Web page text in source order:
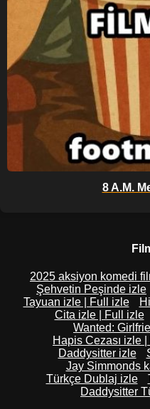
8 A.M.
2025 aksiyon komedi
Şehvetin Peşinde izle
Tayuan izle | Full izle
Cita izle | Full izle
Wanted:
Hapis Cezası izle
Daddysitter izle
Jay Simmonds
Türkçe Dublaj izle
Daddysitter